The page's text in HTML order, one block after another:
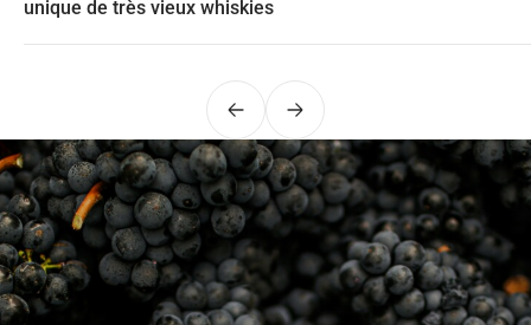
unique de très vieux whiskies
PrécédentSuivant